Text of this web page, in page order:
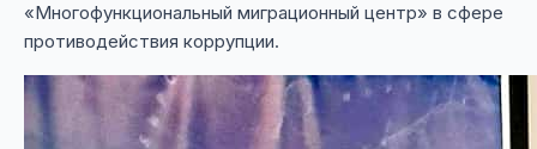
«Многофункциональный миграционный центр» в сфере
противодействия коррупции.